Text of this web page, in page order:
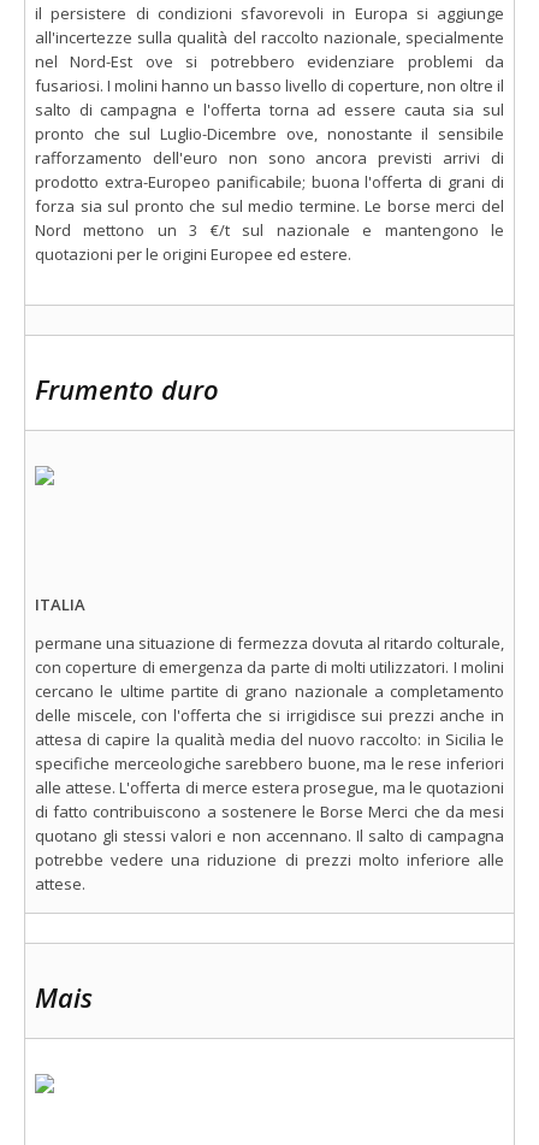
il persistere di condizioni sfavorevoli in Europa si aggiunge
all'incertezze sulla qualità del raccolto nazionale, specialmente
nel Nord-Est ove si potrebbero evidenziare problemi da
fusariosi. I molini hanno un basso livello di coperture, non oltre il
salto di campagna e l'offerta torna ad essere cauta sia sul
pronto che sul Luglio-Dicembre ove, nonostante il sensibile
rafforzamento dell'euro non sono ancora previsti arrivi di
prodotto extra-Europeo panificabile; buona l'offerta di grani di
forza sia sul pronto che sul medio termine. Le borse merci del
Nord mettono un 3 €/t sul nazionale e mantengono le
quotazioni per le origini Europee ed estere.
Frumento duro
ITALIA
permane una situazione di fermezza dovuta al ritardo colturale,
con coperture di emergenza da parte di molti utilizzatori. I molini
cercano le ultime partite di grano nazionale a completamento
delle miscele, con l'offerta che si irrigidisce sui prezzi anche in
attesa di capire la qualità media del nuovo raccolto: in Sicilia le
specifiche merceologiche sarebbero buone, ma le rese inferiori
alle attese. L'offerta di merce estera prosegue, ma le quotazioni
di fatto contribuiscono a sostenere le Borse Merci che da mesi
quotano gli stessi valori e non accennano. Il salto di campagna
potrebbe vedere una riduzione di prezzi molto inferiore alle
attese.
Mais